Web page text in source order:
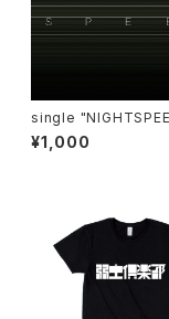
single
¥1,000